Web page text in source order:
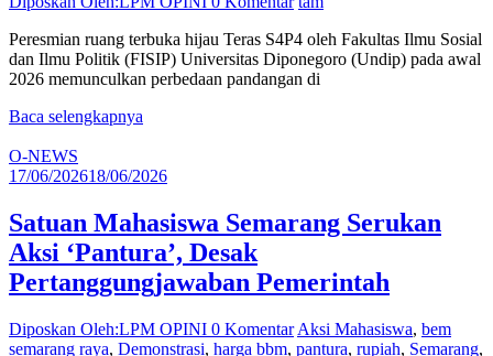
Peresmian ruang terbuka hijau Teras S4P4 oleh Fakultas Ilmu Sosial
dan Ilmu Politik (FISIP) Universitas Diponegoro (Undip) pada awal
2026 memunculkan perbedaan pandangan di
Baca selengkapnya
O-NEWS
17/06/202618/06/2026
Satuan Mahasiswa Semarang Serukan
Aksi ‘Pantura’, Desak
Pertanggungjawaban Pemerintah
Diposkan Oleh:LPM OPINI 0 Komentar Aksi Mahasiswa, bem
semarang raya, Demonstrasi, harga bbm, pantura, rupiah, Semarang,